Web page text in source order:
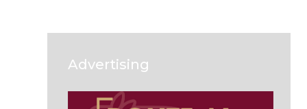
Advertising